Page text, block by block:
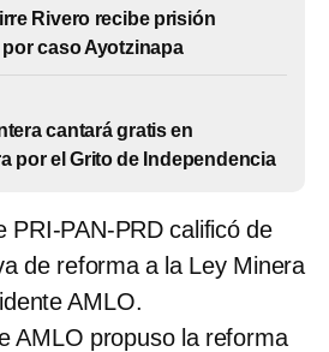
Rivero recibe prisión
caso Ayotzinapa
cantará gratis en
por el Grito de Independencia
PRI-PAN-PRD calificó de
de reforma a la Ley Minera
AMLO.
AMLO propuso la reforma